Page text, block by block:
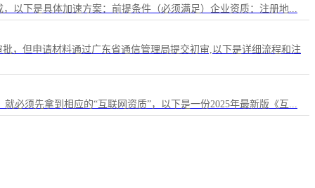
，以下是具体加速方案：前提条件（必须满足）企业资质：注册地...
，但申请材料通过广东省通信管理局提交初审,以下是详细流程和注
就必须先拿到相应的“互联网资质”，以下是一份2025年最新版《互...